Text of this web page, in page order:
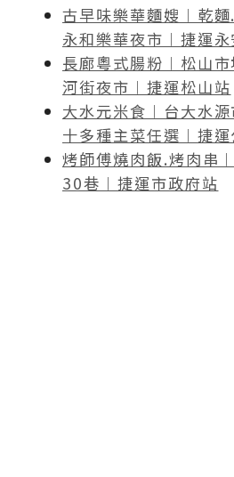
古早味樂華麵嫂︱乾麵
永和樂華夜市︱捷運
長廊粵式腸粉︱松山
河街夜市︱捷運松山站
大水元米食︱台大水源
十多種主菜任選︱捷
烤師傅燒肉飯.烤肉串
30巷︱捷運市政府站